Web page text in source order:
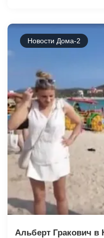
Новости Дома-2
Альберт Гракович в